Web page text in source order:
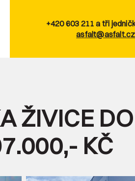
+420 603 211 a tři
asfalt@asfalt.cz
ŽIVICE DO
KČ